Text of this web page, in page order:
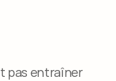
pas entraîner